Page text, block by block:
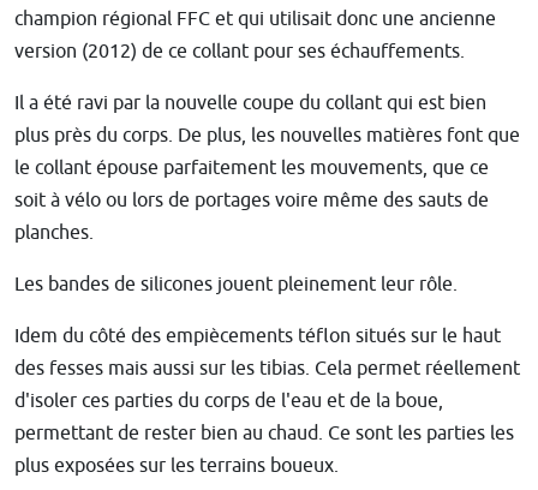
champion régional FFC et qui utilisait donc une ancienne
version (2012) de ce collant pour ses échauffements.
Il a été ravi par la nouvelle coupe du collant qui est bien
plus près du corps. De plus, les nouvelles matières font que
le collant épouse parfaitement les mouvements, que ce
soit à vélo ou lors de portages voire même des sauts de
planches.
Les bandes de silicones jouent pleinement leur rôle.
Idem du côté des empiècements téflon situés sur le haut
des fesses mais aussi sur les tibias. Cela permet réellement
d'isoler ces parties du corps de l'eau et de la boue,
permettant de rester bien au chaud. Ce sont les parties les
plus exposées sur les terrains boueux.